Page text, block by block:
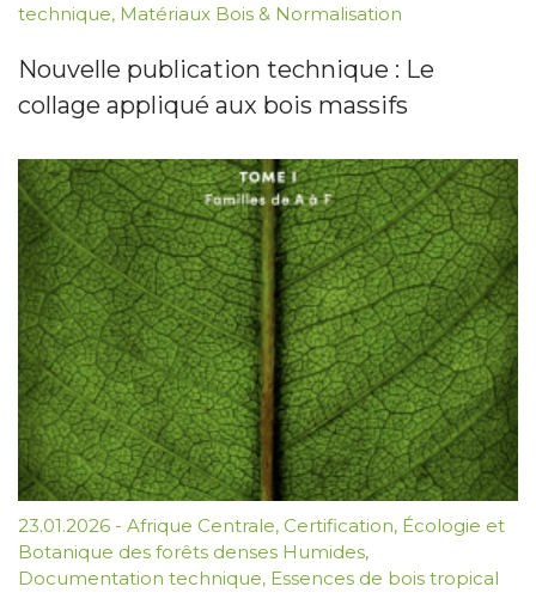
technique, Matériaux Bois & Normalisation
Nouvelle publication technique : Le
collage appliqué aux bois massifs
23.01.2026 - Afrique Centrale, Certification, Écologie et
Botanique des forêts denses Humides,
Documentation technique, Essences de bois tropical